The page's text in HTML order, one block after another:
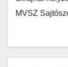
MVSZ